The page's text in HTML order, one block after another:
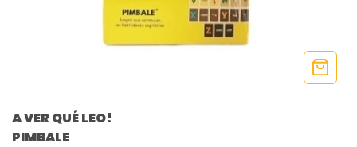
A VER QUÉ LEO!
PIMBALE